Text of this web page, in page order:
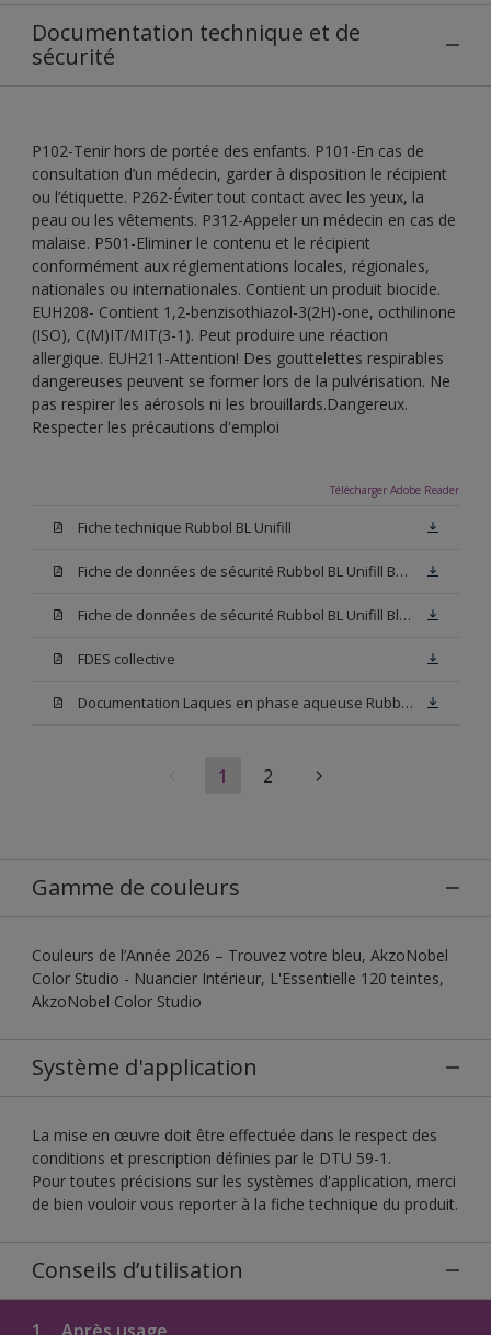
Documentation technique et de
sécurité
P102-Tenir hors de portée des enfants. P101-En cas de
consultation d’un médecin, garder à disposition le récipient
ou l’étiquette. P262-Éviter tout contact avec les yeux, la
peau ou les vêtements. P312-Appeler un médecin en cas de
malaise. P501-Eliminer le contenu et le récipient
conformément aux réglementations locales, régionales,
nationales ou internationales. Contient un produit biocide.
EUH208- Contient 1,2-benzisothiazol-3(2H)-one, octhilinone
(ISO), C(M)IT/MIT(3-1). Peut produire une réaction
allergique. EUH211-Attention! Des gouttelettes respirables
dangereuses peuvent se former lors de la pulvérisation. Ne
pas respirer les aérosols ni les brouillards.Dangereux.
Respecter les précautions d'emploi
Télécharger Adobe Reader
Fiche technique Rubbol BL Unifill
Fiche de données de sécurité Rubbol BL Unifill Base M15
Fiche de données de sécurité Rubbol BL Unifill Blanc
FDES collective
Documentation Laques en phase aqueuse Rubbol BL Velours
1 2
Gamme de couleurs
Couleurs de l’Année 2026 – Trouvez votre bleu, AkzoNobel
Color Studio - Nuancier Intérieur, L'Essentielle 120 teintes,
AkzoNobel Color Studio
Système d'application
La mise en œuvre doit être effectuée dans le respect des
conditions et prescription définies par le DTU 59-1.
Pour toutes précisions sur les systèmes d'application, merci
de bien vouloir vous reporter à la fiche technique du produit.
Conseils d’utilisation